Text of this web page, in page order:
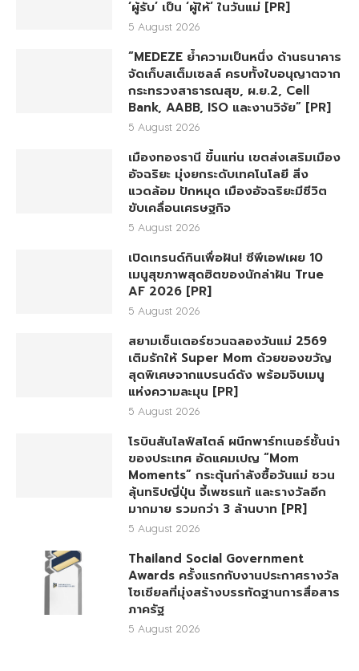
‘ผู้รับ’ เป็น ‘ผู้ให้’ ในวันแม่ [PR]
5 August 2026
“MEDEZE ย้ำความเป็นหนึ่ง ด้านธนาคาร
จัดเก็บสเต็มเซลล์ ครบทั้งใบอนุญาตจาก
กระทรวงสาธารณสุข, ผ.ย.2, Cell
Bank, AABB, ISO และงานวิจัย” [PR]
5 August 2026
เมืองทองธานี ขึ้นแท่น เขตส่งเสริมเมือง
อัจฉริยะ มุ่งยกระดับเทคโนโลยี สิ่ง
แวดล้อม ปักหมุด เมืองอัจฉริยะมีชีวิต
ขับเคลื่อนเศรษฐกิจ
5 August 2026
เปิดเทรนด์กินเพื่อฝัน! ซีพีเอฟเผย 10
เมนูสุขภาพสุดฮิตของนักล่าฝัน True
AF 2026 [PR]
5 August 2026
สยามเซ็นเตอร์ชวนฉลองวันแม่ 2569
เติมรักให้ Super Mom ด้วยของขวัญ
สุดพิเศษจากแบรนด์ดัง พร้อมจิบเมนู
แห่งความละมุน [PR]
5 August 2026
โรบินสันไลฟ์สไตล์ ผนึกพาร์ทเนอร์ชั้นนำ
ของประเทศ อัดแคมเปญ “Mom
Moments” กระตุ้นกำลังซื้อวันแม่ ชวน
ลุ้นทริปญี่ปุ่น จี้เพชรแท้ และรางวัลอีก
มากมาย รวมกว่า 3 ล้านบาท [PR]
5 August 2026
Thailand Social Government
Awards ครั้งแรกกับงานประกาศรางวัล
โซเชียลที่มุ่งสร้างบรรทัดฐานการสื่อสาร
ภาครัฐ
5 August 2026